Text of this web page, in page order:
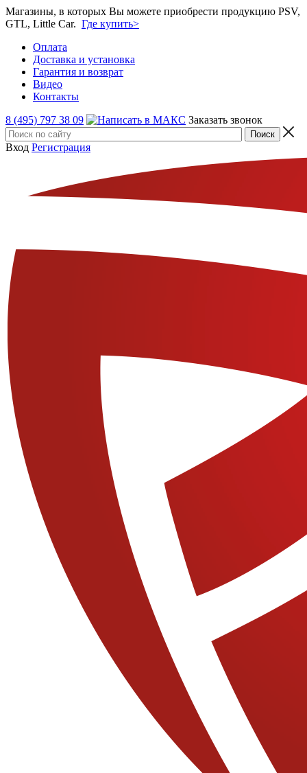
Магазины, в которых Вы можете приобрести продукцию PSV,
GTL, Little Car. Где купить>
Оплата
Доставка и установка
Гарантия и возврат
Видео
Контакты
8 (495) 797 38 09
Заказать звонок
Вход Регистрация